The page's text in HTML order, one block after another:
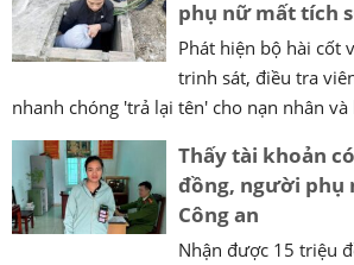
phụ nữ mất tích
Phát hiện bộ hài cốt
trinh sát, điều tra
nhanh chóng 'trả lại tên' cho nạn nhân và
Thấy tài khoản
đồng, người phụ
Công an
Nhận được 15 triệu